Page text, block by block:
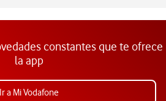
constantes que te ofrece
la app
Ir a Mi Vodafone